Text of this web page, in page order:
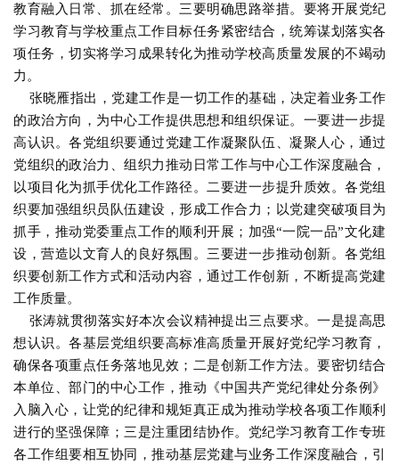
教育融入日常、抓在经常。三要明确思路举措。要将开展党纪
学习教育与学校重点工作目标任务紧密结合，统筹谋划落实各
项任务，切实将学习成果转化为推动学校高质量发展的不竭动
力。
张晓雁指出，党建工作是一切工作的基础，决定着业务工作
的政治方向，为中心工作提供思想和组织保证。一要进一步提
高认识。各党组织要通过党建工作凝聚队伍、凝聚人心，通过
党组织的政治力、组织力推动日常工作与中心工作深度融合，
以项目化为抓手优化工作路径。二要进一步提升质效。各党组
织要加强组织员队伍建设，形成工作合力；以党建突破项目为
抓手，推动党委重点工作的顺利开展；加强“一院一品”文化建
设，营造以文育人的良好氛围。三要进一步推动创新。各党组
织要创新工作方式和活动内容，通过工作创新，不断提高党建
工作质量。
张涛就贯彻落实好本次会议精神提出三点要求。一是提高思
想认识。各基层党组织要高标准高质量开展好党纪学习教育，
确保各项重点任务落地见效；二是创新工作方法。要密切结合
本单位、部门的中心工作，推动《中国共产党纪律处分条例》
入脑入心，让党的纪律和规矩真正成为推动学校各项工作顺利
进行的坚强保障；三是注重团结协作。党纪学习教育工作专班
各工作组要相互协同，推动基层党建与业务工作深度融合，引